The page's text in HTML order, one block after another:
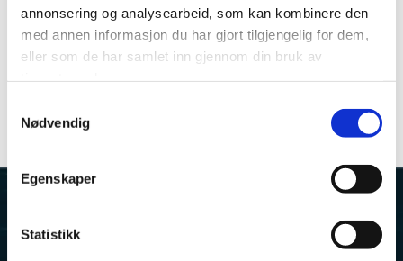
annonsering og analysearbeid, som kan kombinere den
med annen informasjon du har gjort tilgjengelig for dem,
eller som de har samlet inn gjennom din bruk av
Nødvendig
Egenskaper
Statistikk
Fra 3 dugnadsarbeidere sysselsetter Grundvik
Marina AS i dag inntil 15 årsverk gjennom
sesongen, med bred kompetanse innen båt,